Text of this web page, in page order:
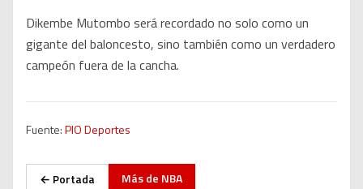
Dikembe Mutombo será recordado no solo como un
gigante del baloncesto, sino también como un verdadero
campeón fuera de la cancha.
Fuente:PIO Deportes
← Portada Más de NBA